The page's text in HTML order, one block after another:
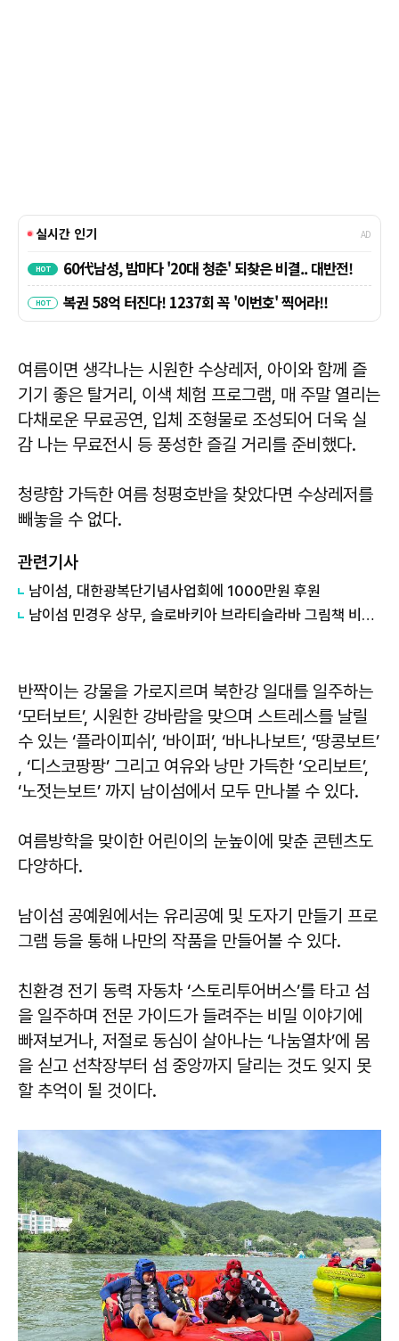
여름이면 생각나는 시원한 수상레저, 아이와 함께 즐
기기 좋은 탈거리, 이색 체험 프로그램, 매 주말 열리는
다채로운 무료공연, 입체 조형물로 조성되어 더욱 실
감 나는 무료전시 등 풍성한 즐길 거리를 준비했다.
청량함 가득한 여름 청평호반을 찾았다면 수상레저를
빼놓을 수 없다.
관련기사
남이섬, 대한광복단기념사업회에 1000만원 후원
남이섬 민경우 상무, 슬로바키아 브라티슬라바 그림책 비엔날레(BIB) Half Apple Award 수상
반짝이는 강물을 가로지르며 북한강 일대를 일주하는
‘모터보트’, 시원한 강바람을 맞으며 스트레스를 날릴
수 있는 ‘플라이피쉬’, ‘바이퍼’, ‘바나나보트’, ‘땅콩보트’
, ‘디스코팡팡’ 그리고 여유와 낭만 가득한 ‘오리보트’,
‘노젓는보트’ 까지 남이섬에서 모두 만나볼 수 있다.
여름방학을 맞이한 어린이의 눈높이에 맞춘 콘텐츠도
다양하다.
남이섬 공예원에서는 유리공예 및 도자기 만들기 프로
그램 등을 통해 나만의 작품을 만들어볼 수 있다.
친환경 전기 동력 자동차 ‘스토리투어버스’를 타고 섬
을 일주하며 전문 가이드가 들려주는 비밀 이야기에
빠져보거나, 저절로 동심이 살아나는 ‘나눔열차’에 몸
을 싣고 선착장부터 섬 중앙까지 달리는 것도 잊지 못
할 추억이 될 것이다.